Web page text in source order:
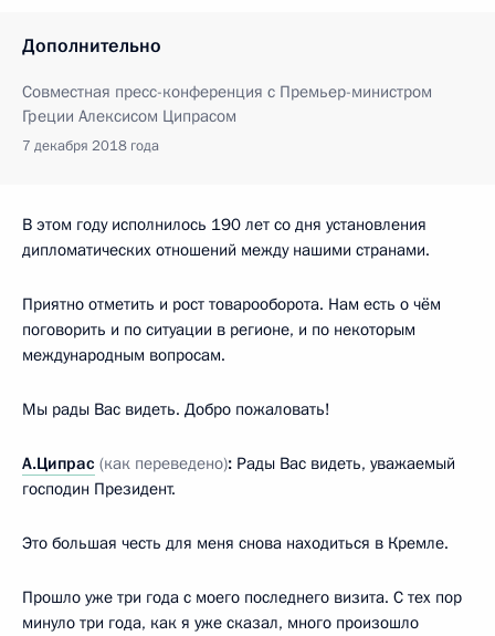
Дополнительно
Совместная пресс-конференция с Премьер-министром
Греции Алексисом Ципрасом
7 декабря 2018 года
В этом году исполнилось 190 лет со дня установления
дипломатических отношений между нашими странами.
Приятно отметить и рост товарооборота. Нам есть о чём
поговорить и по ситуации в регионе, и по некоторым
международным вопросам.
Мы рады Вас видеть. Добро пожаловать!
А.Ципрас (как переведено): Рады Вас видеть, уважаемый
господин Президент.
Это большая честь для меня снова находиться в Кремле.
Прошло уже три года с моего последнего визита. С тех пор
минуло три года, как я уже сказал, много произошло